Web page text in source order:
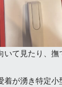
いて見たり、撫
着が湧き特定小